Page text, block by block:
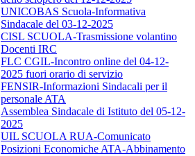
UNICOBAS Scuola-Informativa
Sindacale del 03-12-2025
CISL SCUOLA-Trasmissione volantino
Docenti IRC
FLC CGIL-Incontro online del 04-12-
2025 fuori orario di servizio
FENSIR-Informazioni Sindacali per il
personale ATA
Assemblea Sindacale di Istituto del 05-12-
2025
UIL SCUOLA RUA-Comunicato
Posizioni Economiche ATA-Abbinamento